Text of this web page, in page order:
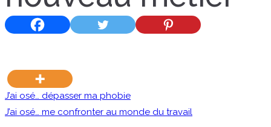
Navigation
J’ai osé… dépasser ma phobie
J’ai osé… me confronter au monde du travail